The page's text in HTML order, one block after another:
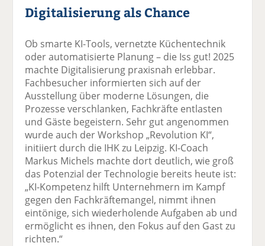
Digitalisierung als Chance
Ob smarte KI-Tools, vernetzte Küchentechnik
oder automatisierte Planung – die Iss gut! 2025
machte Digitalisierung praxisnah erlebbar.
Fachbesucher informierten sich auf der
Ausstellung über moderne Lösungen, die
Prozesse verschlanken, Fachkräfte entlasten
und Gäste begeistern. Sehr gut angenommen
wurde auch der Workshop „Revolution KI“,
initiiert durch die IHK zu Leipzig. KI-Coach
Markus Michels machte dort deutlich, wie groß
das Potenzial der Technologie bereits heute ist:
„KI-Kompetenz hilft Unternehmern im Kampf
gegen den Fachkräftemangel, nimmt ihnen
eintönige, sich wiederholende Aufgaben ab und
ermöglicht es ihnen, den Fokus auf den Gast zu
richten.“